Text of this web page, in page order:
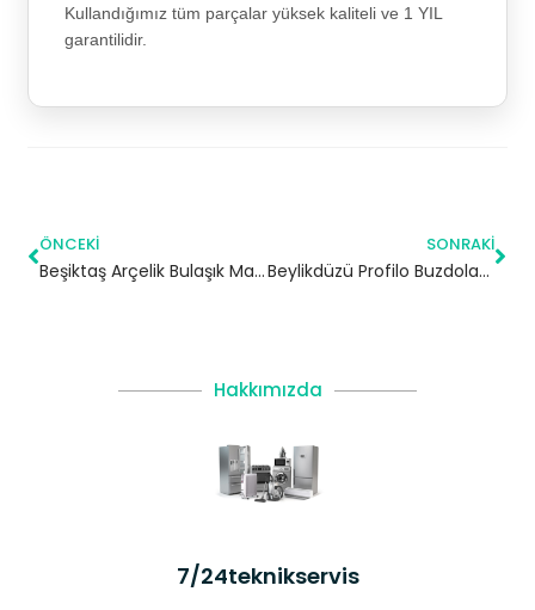
Kullandığımız tüm parçalar yüksek kaliteli ve 1 YIL
garantilidir.
ÖNCEKI
Beşiktaş Arçelik Bulaşık Makinesi Servisi
SONRAKI
Beylikdüzü Profilo Buzdolabı Servisi
Hakkımızda
7/24teknikservis